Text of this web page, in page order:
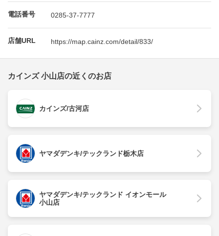
電話番号 0285-37-7777
店舗URL https://map.cainz.com/detail/833/
カインズ 小山店の近くのお店
カインズ/古河店
ヤマダデンキ/テックランド栃木店
ヤマダデンキ/テックランド イオンモール
小山店